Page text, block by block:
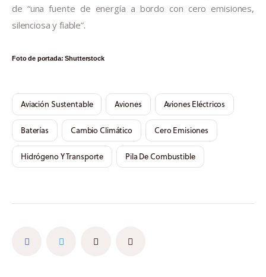
de “una fuente de energía a bordo con cero emisiones,
silenciosa y fiable”.
Foto de portada: Shutterstock
Aviación Sustentable Aviones Aviones Eléctricos
Baterías Cambio Climático Cero Emisiones
Hidrógeno Y Transporte Pila De Combustible